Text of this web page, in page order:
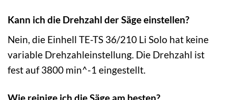
Kann ich die Drehzahl der Säge einstellen?
Nein, die Einhell TE-TS 36/210 Li Solo hat keine
variable Drehzahleinstellung. Die Drehzahl ist
fest auf 3800 min^-1 eingestellt.